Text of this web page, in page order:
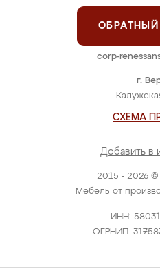
2015 - 2026 ©
Мебель от
ИНН:
ОГРНИП:
г.
СХЕМА
Добавить в
corp-